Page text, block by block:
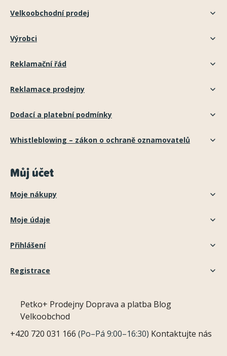
Velkoobchodní prodej
Výrobci
Reklamační řád
Reklamace prodejny
Dodací a platební podmínky
Whistleblowing – zákon o ochraně oznamovatelů
Můj účet
Moje nákupy
Moje údaje
Přihlášení
Registrace
Petko+ Prodejny Doprava a platba Blog
Velkoobchod
+420 720 031 166 (Po–Pá 9:00–16:30) Kontaktujte nás